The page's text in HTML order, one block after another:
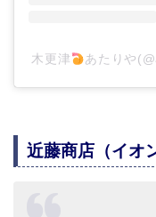
木更津 あたりや
近藤商店（イオ